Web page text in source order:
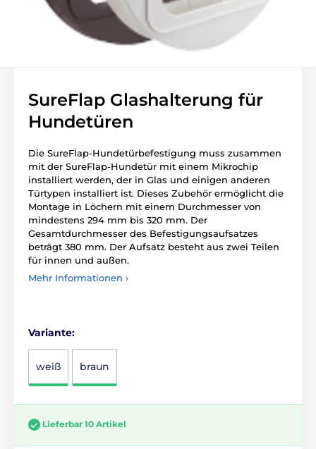
SureFlap Glashalterung für
Hundetüren
Die SureFlap-Hundetürbefestigung muss zusammen
mit der SureFlap-Hundetür mit einem Mikrochip
installiert werden, der in Glas und einigen anderen
Türtypen installiert ist. Dieses Zubehör ermöglicht die
Montage in Löchern mit einem Durchmesser von
mindestens 294 mm bis 320 mm. Der
Gesamtdurchmesser des Befestigungsaufsatzes
beträgt 380 mm. Der Aufsatz besteht aus zwei Teilen
für innen und außen.
Mehr Informationen ›
Variante:
weiß braun
Lieferbar 10 Artikel